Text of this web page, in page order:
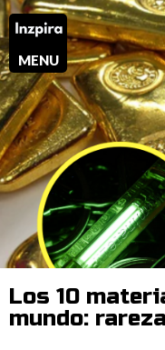
MENU
Los 10
mundo: